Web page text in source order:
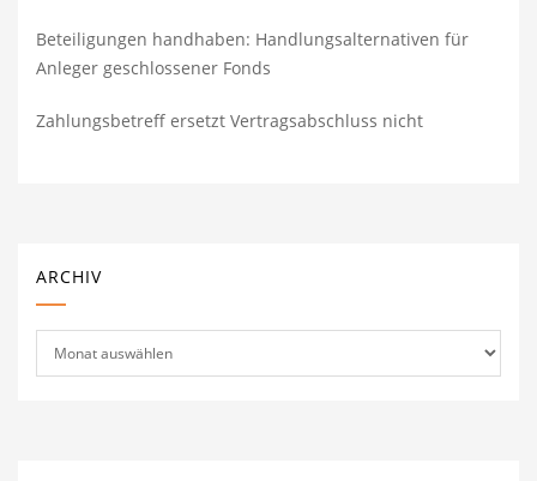
Beteiligungen handhaben: Handlungsalternativen für
Anleger geschlossener Fonds
Zahlungsbetreff ersetzt Vertragsabschluss nicht
ARCHIV
Archiv